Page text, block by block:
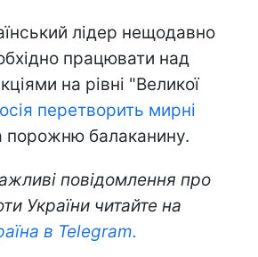
лідер нещодавно
працювати над
на рівні "Великої
перетворить мирні
порожню балаканину.
повідомлення про
України читайте на
в Telegram.